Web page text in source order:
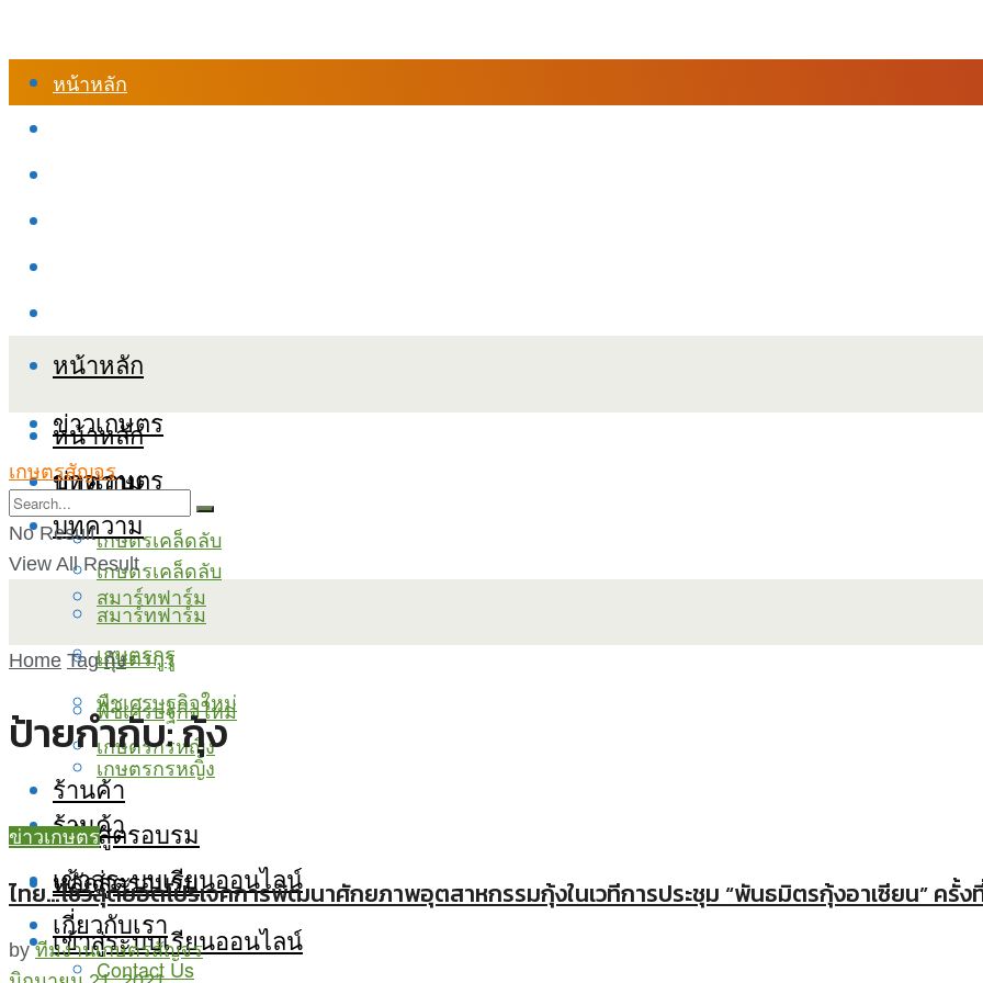
หน้าหลัก
หน้าหลัก
ข่าวเกษตร
บทความ
เกษตรเคล็ดลับ
สมาร์ทฟาร์ม
เกษตรกูรู
พืชเศรษฐกิจใหม่
เกษตรกรหญิง
ร้านค้า
หลักสูตรอบรม
เข้าสู่ระบบเรียนออนไลน์
หน้าหลัก
ข่าวเกษตร
บทความ
เกษตรเคล็ดลับ
สมาร์ทฟาร์ม
เกษตรกูรู
พืชเศรษฐกิจใหม่
เกษตรกรหญิง
ร้านค้า
หลักสูตรอบรม
เข้าสู่ระบบเรียนออนไลน์
เกี่ยวกับเรา
Contact Us
เกษตรสัญจร
No Result
View All Result
Home Tag กุ้ง
ป้ายกำกับ:กุ้ง
ข่าวเกษตร
ไทย…โชว์สุดยอดโปรเจคการพัฒนาศักยภาพอุตสาหกรรมกุ้งในเวทีการประชุม “พันธมิตรกุ้งอาเซียน” ครั้งที่
by ทีมงานเกษตรสัญจร